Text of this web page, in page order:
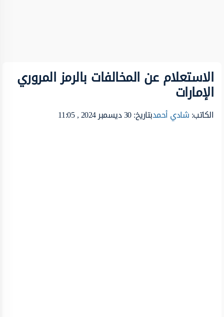
الاستعلام عن المخالفات بالرمز المروري
الإمارات
الكاتب:شادي أحمدبتاريخ: 30 ديسمبر 2024 , 11:05